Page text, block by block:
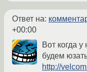
Ответ на:
+00:00
Вот когда у
будем
http://